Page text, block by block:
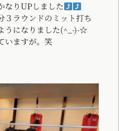
なりUPしました
３ラウンドのミット打ち
うになりました(^_-)-☆
いますが。笑